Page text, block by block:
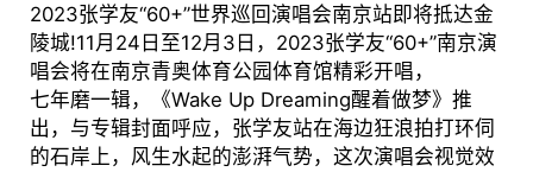
2023张学友“60+”世界巡回演唱会南京站即将抵达金
陵城!11月24日至12月3日，2023张学友“60+”南京演
唱会将在南京青奥体育公园体育馆精彩开唱，
七年磨一辑，《Wake Up Dreaming醒着做梦》推
出，与专辑封面呼应，张学友站在海边狂浪拍打环伺
的石岸上，风生水起的澎湃气势，这次演唱会视觉效